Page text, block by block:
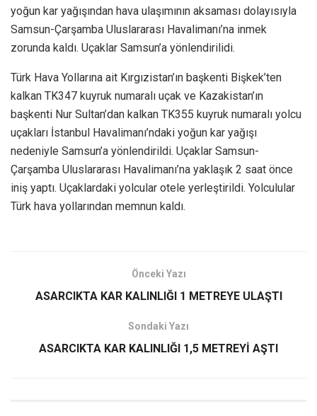
yoğun kar yağışından hava ulaşımının aksaması dolayısıyla
Samsun-Çarşamba Uluslararası Havalimanı’na inmek
zorunda kaldı. Uçaklar Samsun’a yönlendirilidi.
Türk Hava Yollarına ait Kırgızistan’ın başkenti Bişkek’ten
kalkan TK347 kuyruk numaralı uçak ve Kazakistan’ın
başkenti Nur Sultan’dan kalkan TK355 kuyruk numaralı yolcu
uçakları İstanbul Havalimanı’ndaki yoğun kar yağışı
nedeniyle Samsun’a yönlendirildi. Uçaklar Samsun-
Çarşamba Uluslararası Havalimanı’na yaklaşık 2 saat önce
iniş yaptı. Uçaklardaki yolcular otele yerleştirildi. Yolculular
Türk hava yollarından memnun kaldı.
Önceki Yazı
ASARCIKTA KAR KALINLIĞI 1 METREYE ULAŞTI
Sondaki Yazı
ASARCIKTA KAR KALINLIĞI 1,5 METREYİ AŞTI